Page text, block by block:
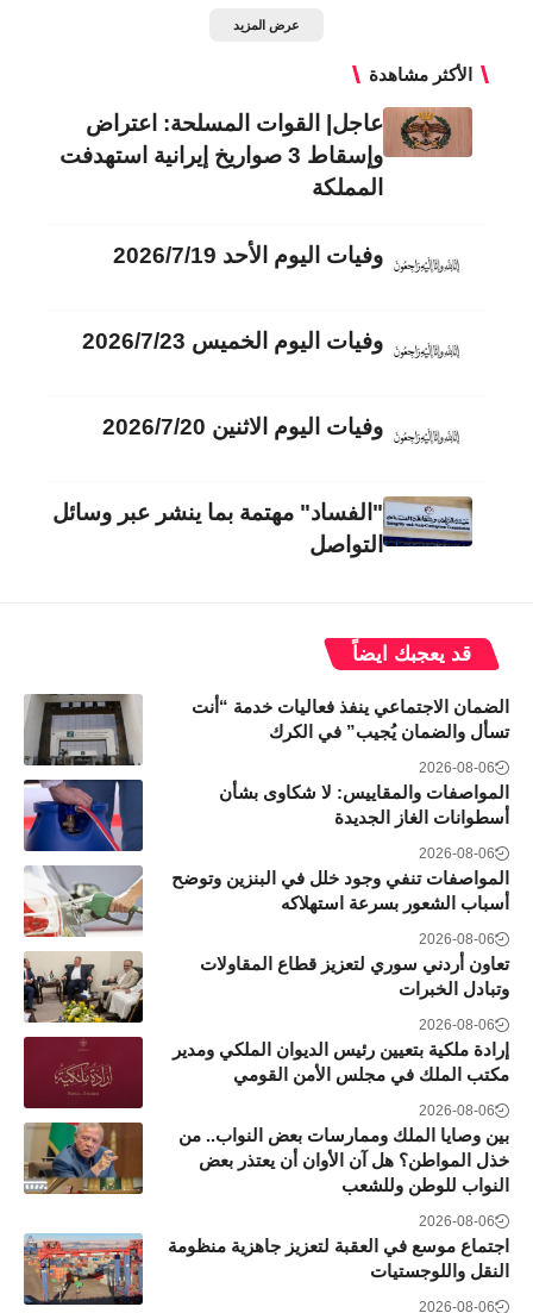
عرض المزيد
الأكثر مشاهدة
عاجل| القوات المسلحة: اعتراض
وإسقاط 3 صواريخ إيرانية استهدفت
المملكة
وفيات اليوم الأحد 2026/7/19
وفيات اليوم الخميس 2026/7/23
وفيات اليوم الاثنين 2026/7/20
"الفساد" مهتمة بما ينشر عبر وسائل
التواصل
قد يعجبك ايضاً
الضمان الاجتماعي ينفذ فعاليات خدمة “أنت
تسأل والضمان يُجيب” في الكرك
2026-08-06
المواصفات والمقاييس: لا شكاوى بشأن
أسطوانات الغاز الجديدة
2026-08-06
المواصفات تنفي وجود خلل في البنزين وتوضح
أسباب الشعور بسرعة استهلاكه
2026-08-06
تعاون أردني سوري لتعزيز قطاع المقاولات
وتبادل الخبرات
2026-08-06
إرادة ملكية بتعيين رئيس الديوان الملكي ومدير
مكتب الملك في مجلس الأمن القومي
2026-08-06
بين وصايا الملك وممارسات بعض النواب.. من
خذل المواطن؟ هل آن الأوان أن يعتذر بعض
النواب للوطن وللشعب
2026-08-06
اجتماع موسع في العقبة لتعزيز جاهزية منظومة
النقل واللوجستيات
2026-08-06